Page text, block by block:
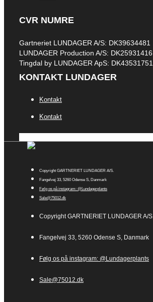
CVR NUMRE
Gartneriet LUNDAGER A/S: DK39634481
LUNDAGER Production A/S: DK25931416
Tingdal by LUNDAGER ApS: DK43531751
KONTAKT LUNDAGER
Kontakt
Kontakt
Copyright GARTNERIET LUNDAGER A/S.
Fangelvej 33, 5260 Odense S, Danmark
Følg os på instagram: @Lundagerplants
Sale@75012.dk
Copyright GARTNERIET LUNDAGER A/S.
Fangelvej 33, 5260 Odense S, Danmark
Følg os på instagram: @Lundagerplants
Sale@75012.dk